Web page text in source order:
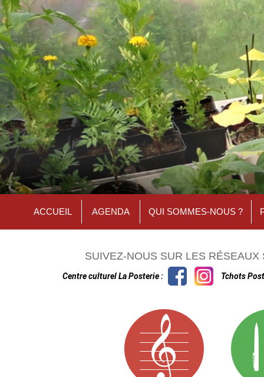
ACCUEIL AGENDA QUI SOMMES-NOUS ?
SUIVEZ-NOUS SUR LES RÉSEAUX
Centre culturel La Posterie : Tchots